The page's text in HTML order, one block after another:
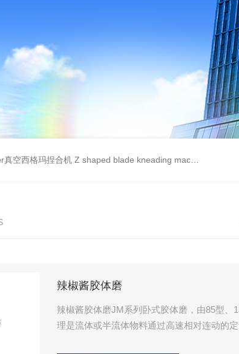
真空西格玛捏合机 Z shaped blade kneading machineZ型捏合机
辣椒酱胶体磨
辣椒酱胶体磨JM系列卧式胶体磨，由85型
理是流体或半流体物料通过高速相对连动的